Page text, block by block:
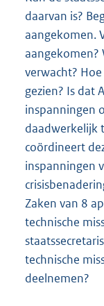
daarvan is?
aangekomen.
aangekomen?
verwacht?
gezien? Is dat
inspanningen
daadwerkelijk
coördineert
inspanningen
Zaken van 8
technische
technische
deelnemen?